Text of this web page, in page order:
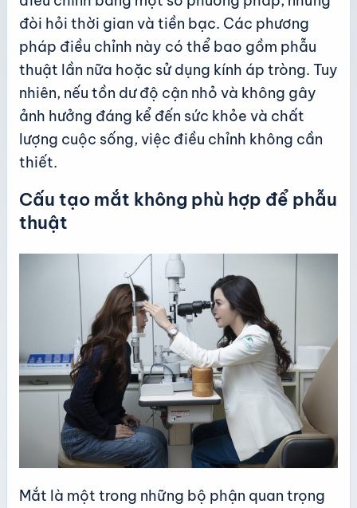
đòi hỏi thời gian và tiền bạc. Các phương
pháp điều chỉnh này có thể bao gồm phẫu
thuật lần nữa hoặc sử dụng kính áp tròng. Tuy
nhiên, nếu tồn dư độ cận nhỏ và không gây
ảnh hưởng đáng kể đến sức khỏe và chất
lượng cuộc sống, việc điều chỉnh không cần
thiết.
Cấu tạo mắt không phù hợp để phẫu
thuật
Mắt là một trong những bộ phận quan trọng